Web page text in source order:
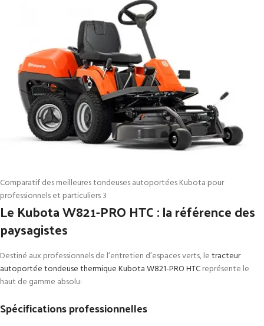
Comparatif des meilleures tondeuses autoportées Kubota pour
professionnels et particuliers 3
Le Kubota W821-PRO HTC : la référence des
paysagistes
Destiné aux professionnels de l’entretien d’espaces verts, letracteur
autoportée tondeuse thermique Kubota W821-PRO HTCreprésente le
haut de gamme absolu:
Spécifications professionnelles